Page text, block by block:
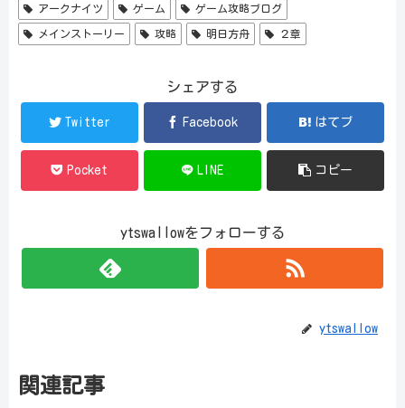
アークナイツ ゲーム ゲーム攻略ブログ
メインストーリー 攻略 明日方舟 ２章
シェアする
Twitter Facebook はてブ
Pocket LINE コピー
ytswallowをフォローする
ytswallow
関連記事